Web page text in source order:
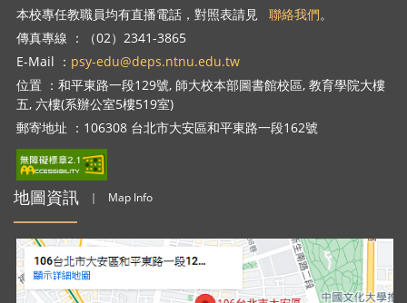
本校專任教職員均有直播電話，對照表請見 聯絡我們。
傳真專線 ：（02）2341-3865
E-Mail ： psy-edu@deps.ntnu.edu.tw
位置 ：和平東路一段129號, 師大校本部圖書館校區, 教育學院大樓
五, 六樓(系辦公室5樓519室)
郵寄地址 ：106308 台北市大安區和平東路一段162號
地圖資訊 ｜ Map Info